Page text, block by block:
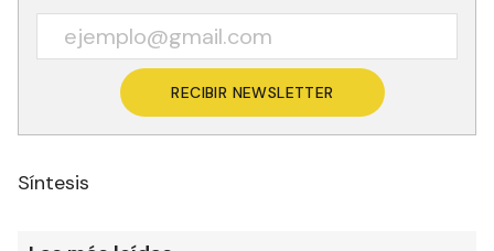
RECIBIR NEWSLETTER
Síntesis